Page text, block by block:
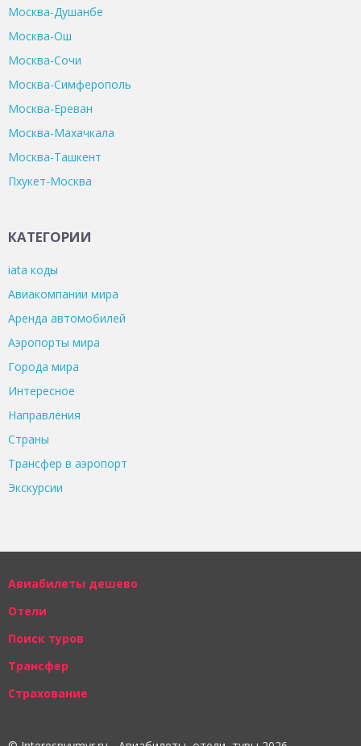
Москва-Душанбе
Москва-Ош
Москва-Сочи
Москва-Симферополь
Москва-Ереван
Москва-Махачкала
Москва-Ташкент
Пхукет-Москва
КАТЕГОРИИ
iata коды
Авиакомпании мира
Аренда автомобилей
Аэропорты мира
Города мира
Интересное
Направления
Страны
Трансфер в аэропорт
Экскурсии
Авиабилеты дешево
Отели
Поиск туров
Трансфер
Страхование